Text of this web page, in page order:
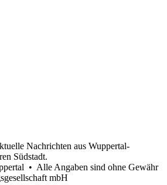
Nachrichten aus Wuppertal-
Südstadt.
• Alle Angaben sind ohne Gewähr
mbH